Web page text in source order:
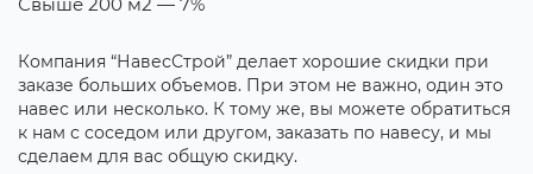
Компания “НавесСтрой” делает хорошие скидки при
заказе больших объемов. При этом не важно, один это
навес или несколько. К тому же, вы можете обратиться
к нам с соседом или другом, заказать по навесу, и мы
сделаем для вас общую скидку.